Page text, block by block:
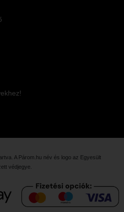
A Párom.hu név és logo az Egyesült
védjegye.